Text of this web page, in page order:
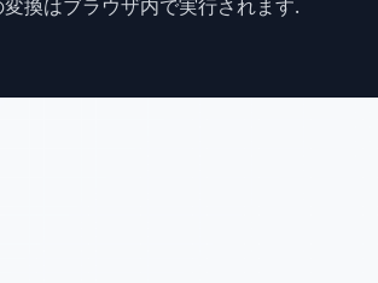
換はブラウザ内で実行されます.